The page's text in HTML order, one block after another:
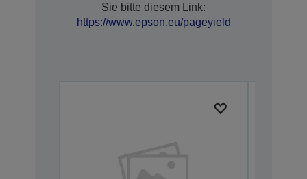
Sie bitte diesem Link:
https://www.epson.eu/pageyield